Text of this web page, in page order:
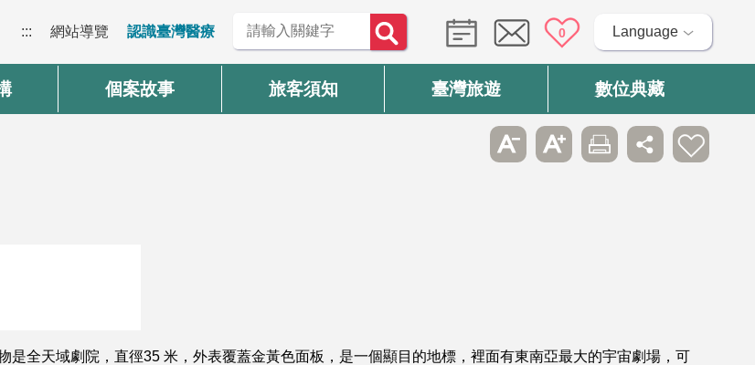
::: 網站導覽 認識臺灣醫療 0 Language
個案故事 旅客須知 臺灣旅遊 數位典藏
全天域劇院，直徑35 米，外表覆蓋金黃色面板，是一個顯目的地標，裡面有東南亞最大的宇宙劇場，可